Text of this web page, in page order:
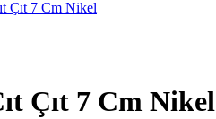
Çıt 7 Cm Nikel